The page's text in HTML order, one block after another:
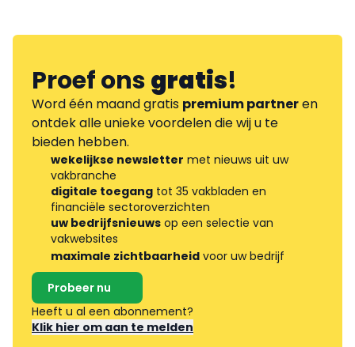
Proef onsgratis!
Word één maand gratis premium partneren
ontdek alle unieke voordelen die wij u te
bieden hebben.
wekelijkse newsletter met nieuws uit uw
vakbranche
digitale toegang tot 35 vakbladen en
financiële sectoroverzichten
uw bedrijfsnieuws op een selectie van
vakwebsites
maximale zichtbaarheid voor uw bedrijf
Probeer nu
Heeft u al een abonnement?
Klik hier om aan te melden